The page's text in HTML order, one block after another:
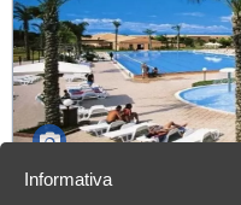
Informativa